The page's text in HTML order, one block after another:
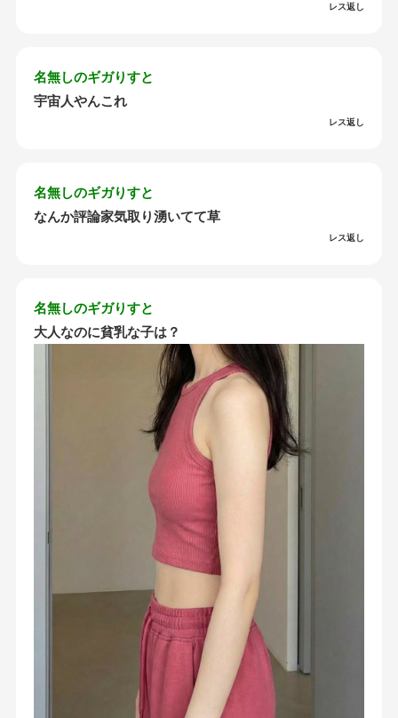
レス返し
名無しのギガりすと
宇宙人やんこれ
レス返し
名無しのギガりすと
なんか評論家気取り湧いてて草
レス返し
名無しのギガりすと
大人なのに貧乳な子は？